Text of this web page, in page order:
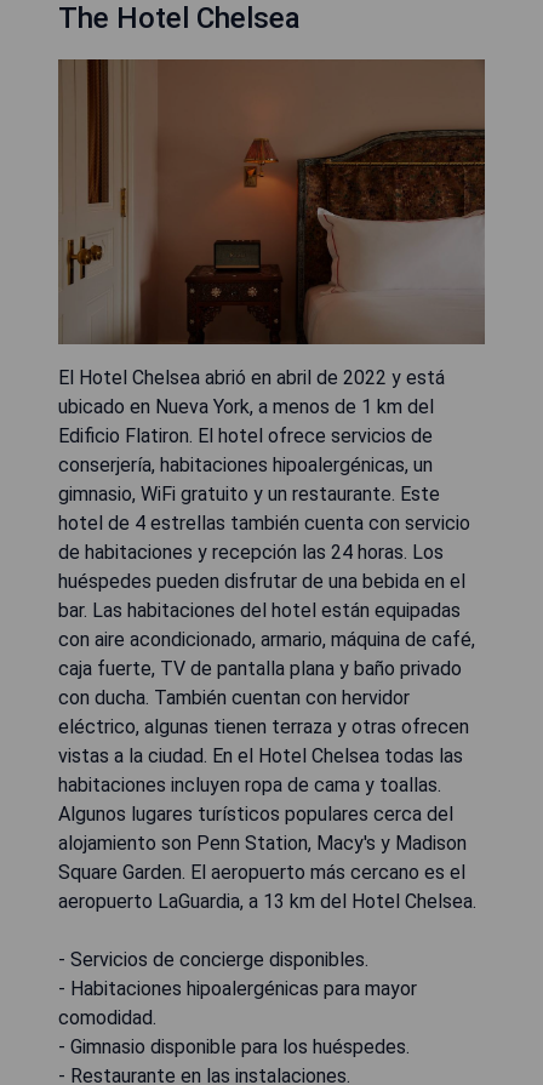
The Hotel Chelsea
El Hotel Chelsea abrió en abril de 2022 y está
ubicado en Nueva York, a menos de 1 km del
Edificio Flatiron. El hotel ofrece servicios de
conserjería, habitaciones hipoalergénicas, un
gimnasio, WiFi gratuito y un restaurante. Este
hotel de 4 estrellas también cuenta con servicio
de habitaciones y recepción las 24 horas. Los
huéspedes pueden disfrutar de una bebida en el
bar. Las habitaciones del hotel están equipadas
con aire acondicionado, armario, máquina de café,
caja fuerte, TV de pantalla plana y baño privado
con ducha. También cuentan con hervidor
eléctrico, algunas tienen terraza y otras ofrecen
vistas a la ciudad. En el Hotel Chelsea todas las
habitaciones incluyen ropa de cama y toallas.
Algunos lugares turísticos populares cerca del
alojamiento son Penn Station, Macy's y Madison
Square Garden. El aeropuerto más cercano es el
aeropuerto LaGuardia, a 13 km del Hotel Chelsea.
- Servicios de concierge disponibles.
- Habitaciones hipoalergénicas para mayor
comodidad.
- Gimnasio disponible para los huéspedes.
- Restaurante en las instalaciones.